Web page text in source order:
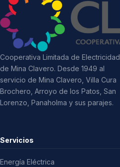
Cooperativa Limitada de Electricidad
de Mina Clavero. Desde 1949 al
servicio de Mina Clavero, Villa Cura
Brochero, Arroyo de los Patos, San
Lorenzo, Panaholma y sus parajes.
Servicios
Energía Eléctrica